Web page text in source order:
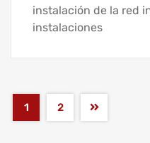
instalación de la red
instalaciones
1 2